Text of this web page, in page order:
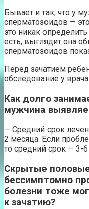
Бывает и так, что у
сперматозоидов —
это никак
есть, выглядит она
сперматозоидов
Перед зачатием
обследование у
Как долго
мужчина
— Средний срок
2 месяца. Если
то средний срок — 3-
Скрытые
бессимптомно
болезни тоже
к зачатию?